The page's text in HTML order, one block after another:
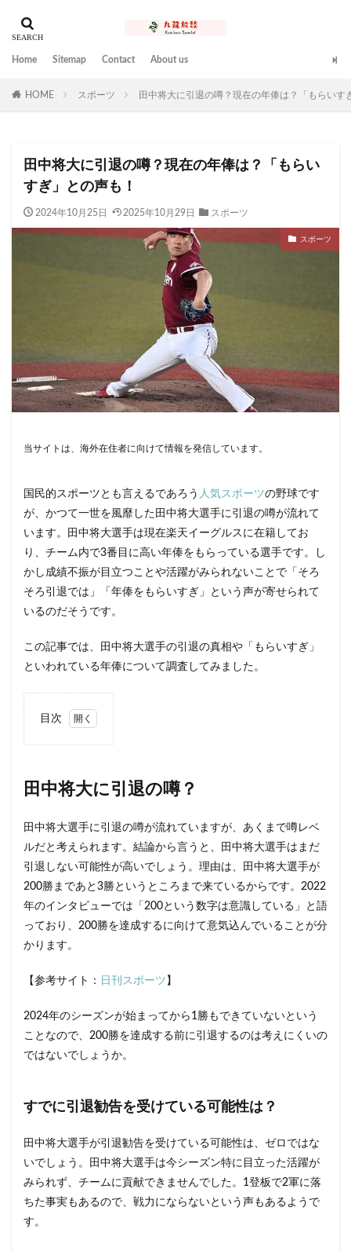
Home Sitemap Contact About us
HOME スポーツ 田中将大に引退の噂？現在の年俸は？「もらいす
田中将大に引退の噂？現在の年俸は？「もらい
すぎ」との声も！
2024年10月25日 2025年10月29日 スポーツ
スポーツ
当サイトは、海外在住者に向けて情報を発信しています。
国民的スポーツとも言えるであろう 人気スポーツの野球です
が、かつて一世を風靡した田中将大選手に引退の噂が流れて
います。田中将大選手は現在楽天イーグルスに在籍してお
り、チーム内で3番目に高い年俸をもらっている選手です。し
かし成績不振が目立つことや活躍がみられないことで「そろ
そろ引退では」「年俸をもらいすぎ」という声が寄せられて
いるのだそうです。
この記事では、田中将大選手の引退の真相や「もらいすぎ」
といわれている年俸について調査してみました。
目次
に引
退の
1.1
すで
に引
退勧
告を
受け
てい
能性
経験
積む
2024
ンは
2
田中
の年
俸
田中将大に引退の噂？
田中将大選手に引退の噂が流れていますが、あくまで噂レベ
ルだと考えられます。結論から言うと、田中将大選手はまだ
引退しない可能性が高いでしょう。理由は、田中将大選手が
200勝まであと3勝というところまで来ているからです。2022
年のインタビューでは「200という数字は意識している」と語
っており、200勝を達成するに向けて意気込んでいることが分
かります。
【参考サイト： 日刊スポーツ 】
2024年のシーズンが始まってから1勝もできていないという
ことなので、200勝を達成する前に引退するのは考えにくいの
ではないでしょうか。
すでに引退勧告を受けている可能性は？
田中将大選手が引退勧告を受けている可能性は、ゼロではな
いでしょう。田中将大選手は今シーズン特に目立った活躍が
みられず、チームに貢献できませんでした。1登板で2軍に落
ちた事実もあるので、戦力にならないという声もあるようで
す。